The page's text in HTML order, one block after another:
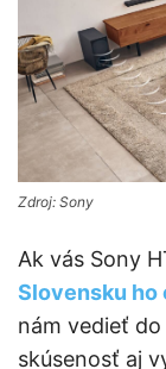
Zdroj: Sony
Ak vás Sony
Slovensku
nám vedieť
skúsenosť aj